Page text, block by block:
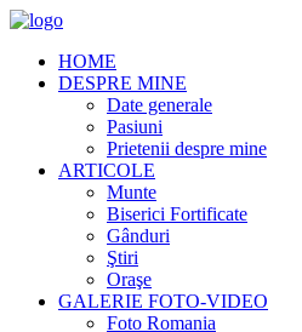
HOME
DESPRE MINE
Date generale
Pasiuni
Prietenii despre mine
ARTICOLE
Munte
Biserici Fortificate
Gânduri
Ştiri
Oraşe
GALERIE FOTO-VIDEO
Foto Romania